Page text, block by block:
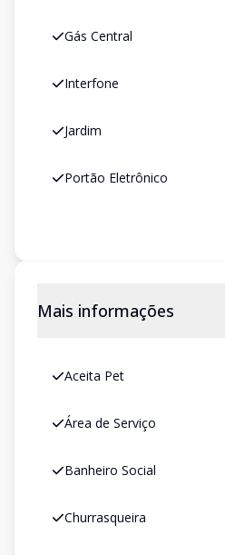
Gás Central
Interfone
Jardim
Portão Eletrônico
Mais informações
Aceita Pet
Área de Serviço
Banheiro Social
Churrasqueira